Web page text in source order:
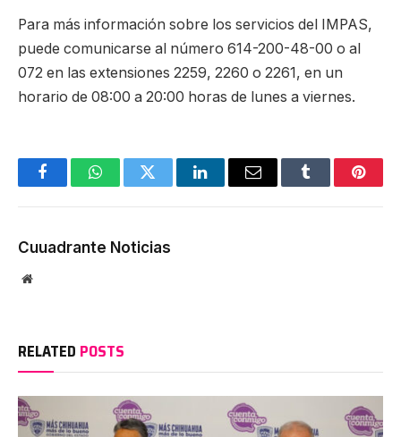
Para más información sobre los servicios del IMPAS,
puede comunicarse al número 614-200-48-00 o al
072 en las extensiones 2259, 2260 o 2261, en un
horario de 08:00 a 20:00 horas de lunes a viernes.
FacebookWhatsAppTwitter LinkedInEmail Tumblr
Cuuadrante Noticias
Website
RELATED POSTS